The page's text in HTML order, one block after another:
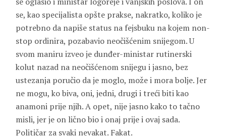
se, kao specijalista opšte prakse, nakratko, koliko je
potrebno da napiše status na fejsbuku na kojem non-
stop ordinira, pozabavio neočišćenim snijegom. U
svom maniru izveo je dunđer-ministar rutinerski
kolut nazad na neočišćenom snijegu i jasno, bez
ustezanja poručio da je moglo, može i mora bolje. Jer
ne mogu, ko biva, oni, jedni, drugi i treći biti kao
anamoni prije njih. A opet, nije jasno kako to tačno
misli, jer je on lično bio i onaj prije i ovaj sada.
Političar za svaki nevakat. Fakat.